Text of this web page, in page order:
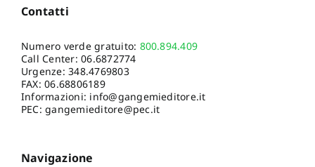
Contatti
Numero verde gratuito: 800.894.409
Call Center:06.6872774
Urgenze:348.4769803
FAX: 06.68806189
Informazioni: info@gangemieditore.it
PEC: gangemieditore@pec.it
Navigazione